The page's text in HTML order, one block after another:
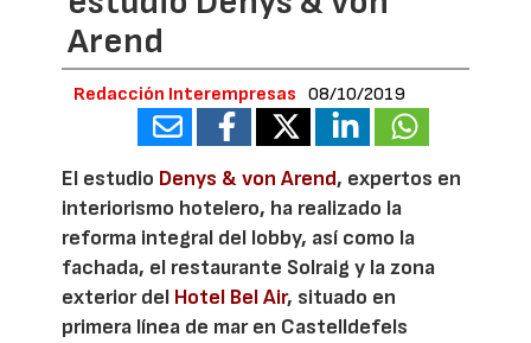
Arend
Redacción Interempresas 08/10/2019
El estudio Denys & von Arend, expertos en
interiorismo hotelero, ha realizado la
reforma integral del lobby, así como la
fachada, el restaurante Solraig y la zona
exterior del Hotel Bel Air, situado en
primera línea de mar en Castelldefels